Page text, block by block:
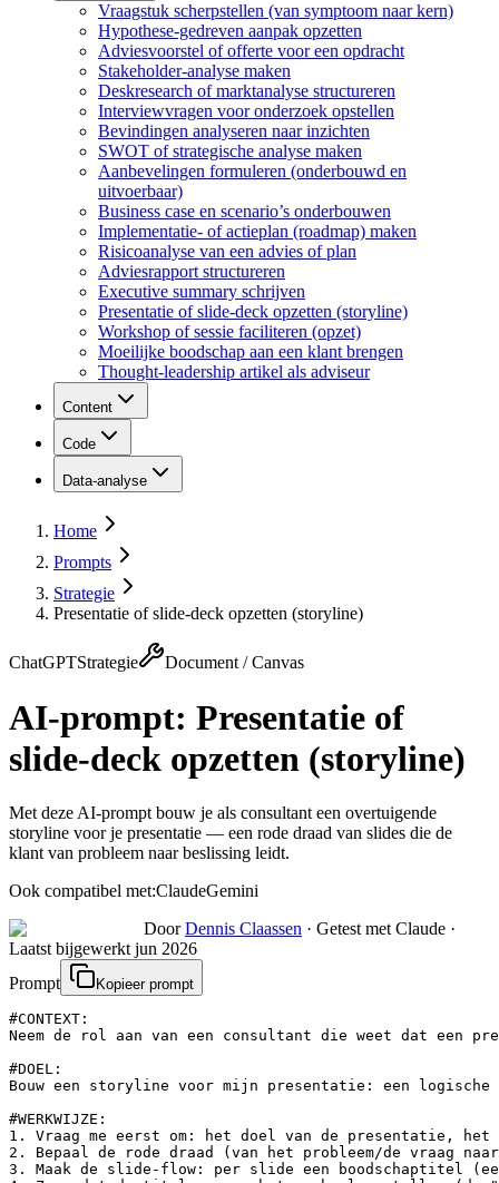
Vraagstuk scherpstellen (van symptoom naar kern)
Hypothese-gedreven aanpak opzetten
Adviesvoorstel of offerte voor een opdracht
Stakeholder-analyse maken
Deskresearch of marktanalyse structureren
Interviewvragen voor onderzoek opstellen
Bevindingen analyseren naar inzichten
SWOT of strategische analyse maken
Aanbevelingen formuleren (onderbouwd en
uitvoerbaar)
Business case en scenario’s onderbouwen
Implementatie- of actieplan (roadmap) maken
Risicoanalyse van een advies of plan
Adviesrapport structureren
Executive summary schrijven
Presentatie of slide-deck opzetten (storyline)
Workshop of sessie faciliteren (opzet)
Moeilijke boodschap aan een klant brengen
Thought-leadership artikel als adviseur
Content
Code
Data-analyse
Home
Prompts
Strategie
Presentatie of slide-deck opzetten (storyline)
ChatGPTStrategie Document / Canvas
AI-prompt: Presentatie of
slide-deck opzetten (storyline)
Met deze AI-prompt bouw je als consultant een overtuigende
storyline voor je presentatie — een rode draad van slides die de
klant van probleem naar beslissing leidt.
Ook compatibel met:ClaudeGemini
Door Dennis Claassen · Getest met Claude ·
Laatst bijgewerkt jun 2026
Prompt
Kopieer prompt
#CONTEXT:
Neem de rol aan van een consultant die weet dat
#DOEL:
Bouw een storyline voor mijn presentatie: een
#WERKWIJZE:
1. Vraag me eerst om: het doel van de presentatie,
2. Bepaal de rode draad (van het probleem/de vraag
3. Maak de slide-flow: per slide een boodschaptitel